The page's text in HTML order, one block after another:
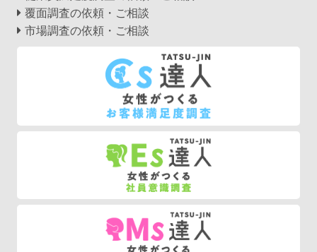
覆面調査の依頼・ご相談
市場調査の依頼・ご相談